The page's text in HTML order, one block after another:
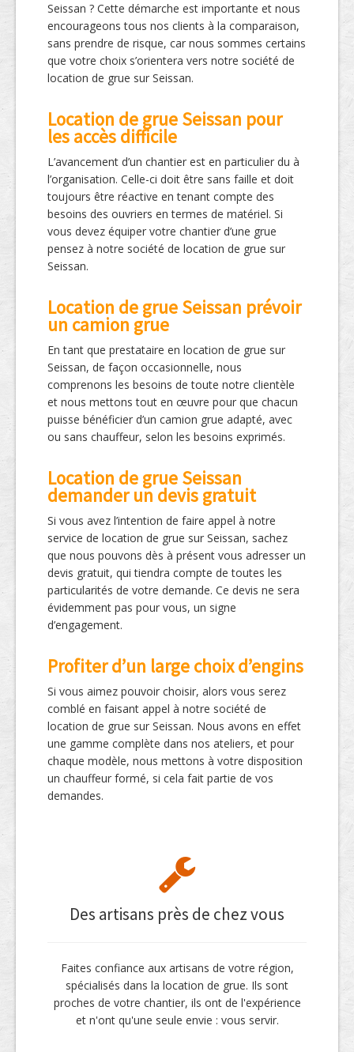
Seissan ? Cette démarche est importante et nous
encourageons tous nos clients à la comparaison,
sans prendre de risque, car nous sommes certains
que votre choix s’orientera vers notre société de
location de grue sur Seissan.
Location de grue Seissan pour
les accès difficile
L’avancement d’un chantier est en particulier du à
l’organisation. Celle-ci doit être sans faille et doit
toujours être réactive en tenant compte des
besoins des ouvriers en termes de matériel. Si
vous devez équiper votre chantier d’une grue
pensez à notre société de location de grue sur
Seissan.
Location de grue Seissan prévoir
un camion grue
En tant que prestataire en location de grue sur
Seissan, de façon occasionnelle, nous
comprenons les besoins de toute notre clientèle
et nous mettons tout en œuvre pour que chacun
puisse bénéficier d’un camion grue adapté, avec
ou sans chauffeur, selon les besoins exprimés.
Location de grue Seissan
demander un devis gratuit
Si vous avez l’intention de faire appel à notre
service de location de grue sur Seissan, sachez
que nous pouvons dès à présent vous adresser un
devis gratuit, qui tiendra compte de toutes les
particularités de votre demande. Ce devis ne sera
évidemment pas pour vous, un signe
d’engagement.
Profiter d’un large choix d’engins
Si vous aimez pouvoir choisir, alors vous serez
comblé en faisant appel à notre société de
location de grue sur Seissan. Nous avons en effet
une gamme complète dans nos ateliers, et pour
chaque modèle, nous mettons à votre disposition
un chauffeur formé, si cela fait partie de vos
demandes.
Des artisans près de chez vous
Faites confiance aux artisans de votre région,
spécialisés dans la location de grue. Ils sont
proches de votre chantier, ils ont de l'expérience
et n'ont qu'une seule envie : vous servir.